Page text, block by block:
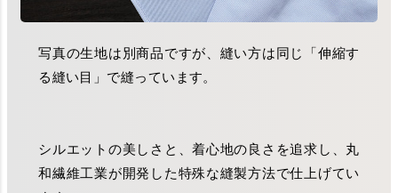
写真の生地は別商品ですが、縫い方は同じ「伸縮す
る縫い目」で縫っています。
シルエットの美しさと、着心地の良さを追求し、丸
和繊維工業が開発した特殊な縫製方法で仕上げてい